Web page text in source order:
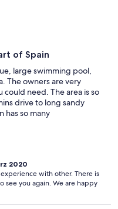
of Spain
large swimming pool,
The owners are very
need. The area is so
drive to long sandy
has so many
(ferry to Portugal),
river. A really beautiful
2020
with other. There is
see you again. We are happy